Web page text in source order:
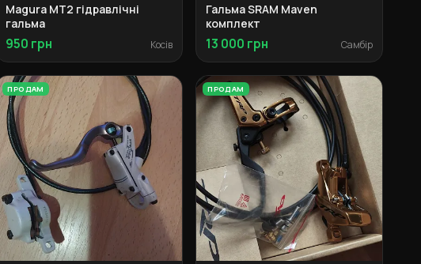
Magura MT2 гідравлічні
гальма
950 грн Косів
Гальма SRAM Maven
комплект
13 000 грн Самбір
ПРОДАМ ПРОДАМ